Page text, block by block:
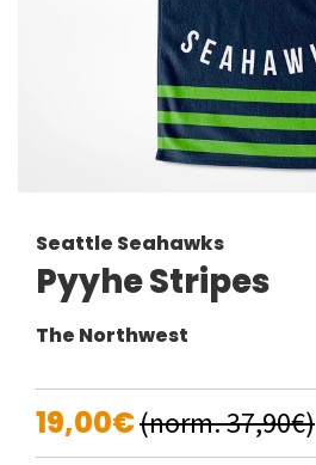
Seattle Seahawks
Pyyhe Stripes
The Northwest
19,00€(norm. 37,90€)